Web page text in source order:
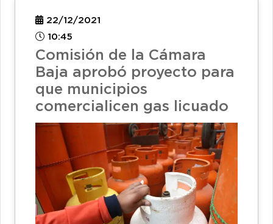
22/12/2021
10:45
Comisión de la Cámara
Baja aprobó proyecto para
que municipios
comercialicen gas licuado